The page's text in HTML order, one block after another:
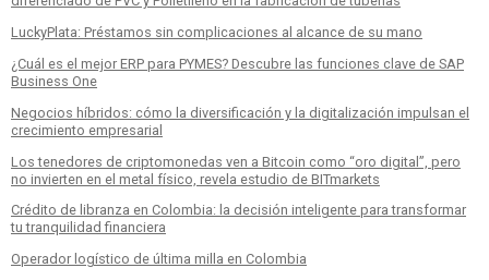
LuckyPlata: Préstamos sin complicaciones al alcance de su mano
¿Cuál es el mejor ERP para PYMES? Descubre las funciones clave de SAP
Business One
Negocios híbridos: cómo la diversificación y la digitalización impulsan el
crecimiento empresarial
Los tenedores de criptomonedas ven a Bitcoin como “oro digital”, pero
no invierten en el metal físico, revela estudio de BITmarkets
Crédito de libranza en Colombia: la decisión inteligente para transformar
tu tranquilidad financiera
Operador logístico de última milla en Colombia